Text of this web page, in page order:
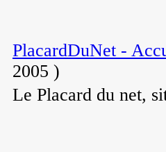
PlacardDuNet -
2005 )
Le Placard du net,